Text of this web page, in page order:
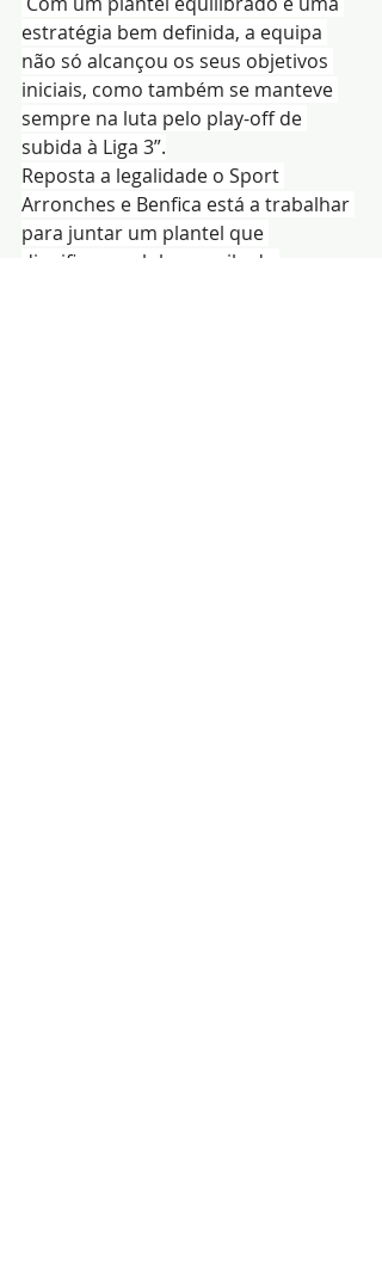
estratégia bem definida, a equipa
não só alcançou os seus objetivos
iniciais, como também se manteve
sempre na luta pelo play-off de
subida à Liga 3”.
Reposta a legalidade o Sport
Arronches e Benfica está a trabalhar
para juntar um plantel que
dignifique o clube e a vila de